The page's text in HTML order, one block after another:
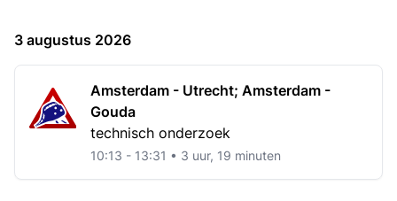
3 augustus 2026
Amsterdam - Utrecht; Amsterdam -
Gouda
technisch onderzoek
10:13 - 13:31 • 3 uur, 19 minuten